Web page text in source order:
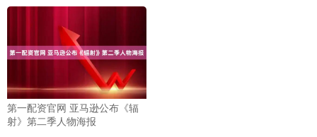
第一配资官网 亚马逊公布《辐
射》第二季人物海报